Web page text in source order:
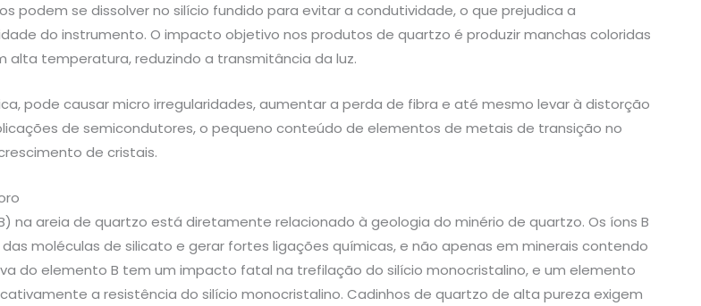
podem se dissolver no silício fundido para evitar a condutividade, o que prejudica a
do instrumento. O impacto objetivo nos produtos de quartzo é produzir manchas coloridas
alta temperatura, reduzindo a transmitância da luz.
pode causar micro irregularidades, aumentar a perda de fibra e até mesmo levar à distorção
de semicondutores, o pequeno conteúdo de elementos de metais de transição no
de cristais.
na areia de quartzo está diretamente relacionado à geologia do minério de quartzo. Os íons B
moléculas de silicato e gerar fortes ligações químicas, e não apenas em minerais contendo
do elemento B tem um impacto fatal na trefilação do silício monocristalino, e um elemento
a resistência do silício monocristalino. Cadinhos de quartzo de alta pureza exigem